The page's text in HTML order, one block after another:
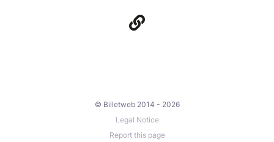
© Billetweb 2014 - 2026
Legal Notice
Report this page